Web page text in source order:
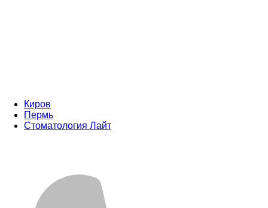
Киров
Пермь
Стоматология Лайт